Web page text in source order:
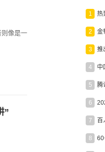
则像是一
”
1 热
2
3
4 中
5
6
7
8